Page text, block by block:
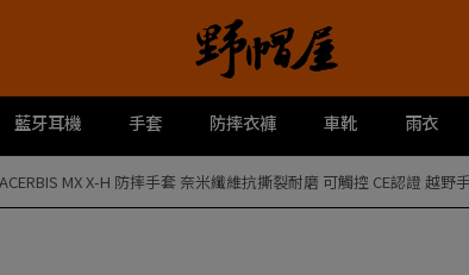
藍牙耳機 手套 防摔衣褲 車靴 雨衣
MX X-H 防摔手套 奈米纖維抗撕裂耐磨 可觸控 CE認證 越野